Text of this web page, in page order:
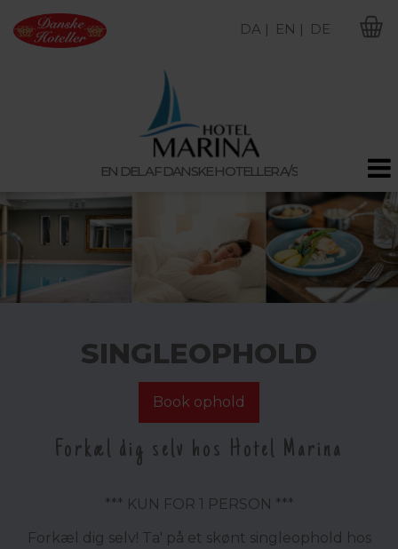
EN DEL AF DANSKE HOTELLER A/S
DA | EN | DE
SINGLEOPHOLD
Book ophold
Forkæl dig selv hos Hotel Marina
*** KUN FOR 1 PERSON ***
Forkæl dig selv! Ta' på et skønt singleophold hos